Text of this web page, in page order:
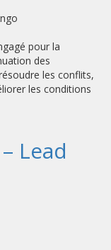
pour la
des
les conflits,
les conditions
Lead